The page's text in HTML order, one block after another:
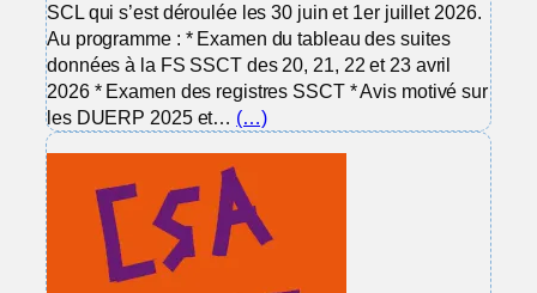
SCL qui s’est déroulée les 30 juin et 1er juillet 2026.
Au programme : * Examen du tableau des suites
données à la FS SSCT des 20, 21, 22 et 23 avril
2026 * Examen des registres SSCT * Avis motivé sur
les DUERP 2025 et… (…)